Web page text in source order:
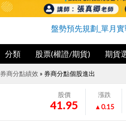
盤勢預先規劃_單月
分類 股票(權證/期貨) 期貨
券商分點績效 » 券商分點個股進出
股價
41.95
漲跌
▲0.15